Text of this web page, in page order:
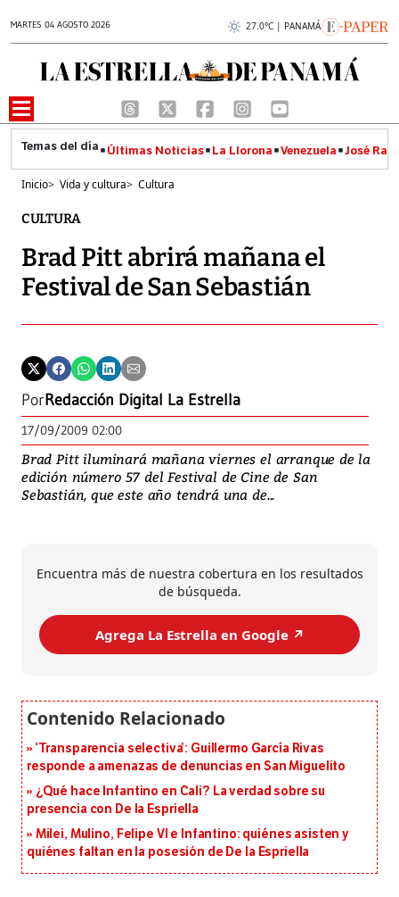
MARTES 04 AGOSTO 2026 27.0°C | PANAMÁ
Últimas Noticias La Llorona Venezuela José
Inicio> Vida y cultura> Cultura
CULTURA
Brad Pitt abrirá mañana el
Festival de San Sebastián
PorRedacción Digital La Estrella
17/09/2009 02:00
Brad Pitt iluminará mañana viernes el arranque de la
edición número 57 del Festival de Cine de San
Sebastián, que este año tendrá una de...
Encuentra más de nuestra cobertura en los resultados
de búsqueda.
Agrega La Estrella en Google ↗️
‘Transparencia selectiva’: Guillermo García Rivas
responde a amenazas de denuncias en San Miguelito
¿Qué hace Infantino en Cali? La verdad sobre su
presencia con De la Espriella
Milei, Mulino, Felipe VI e Infantino: quiénes asisten y
quiénes faltan en la posesión de De la Espriella